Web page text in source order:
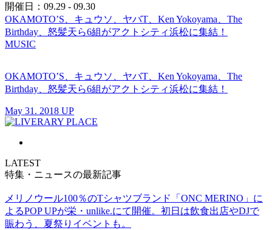
開催日：09.29 - 09.30
OKAMOTO’S、キュウソ、ヤバT、Ken Yokoyama、The
Birthday、怒髪天ら6組がアクトシティ浜松に集結！
MUSIC
OKAMOTO’S、キュウソ、ヤバT、Ken Yokoyama、The
Birthday、怒髪天ら6組がアクトシティ浜松に集結！
May 31. 2018 UP
LATEST
特集・ニュースの最新記事
メリノウール100％のTシャツブランド「ONC MERINO」に
よるPOP UPが栄・unlike.にて開催。初日は飲食出店やDJで
賑わう、夏祭りイベントも。